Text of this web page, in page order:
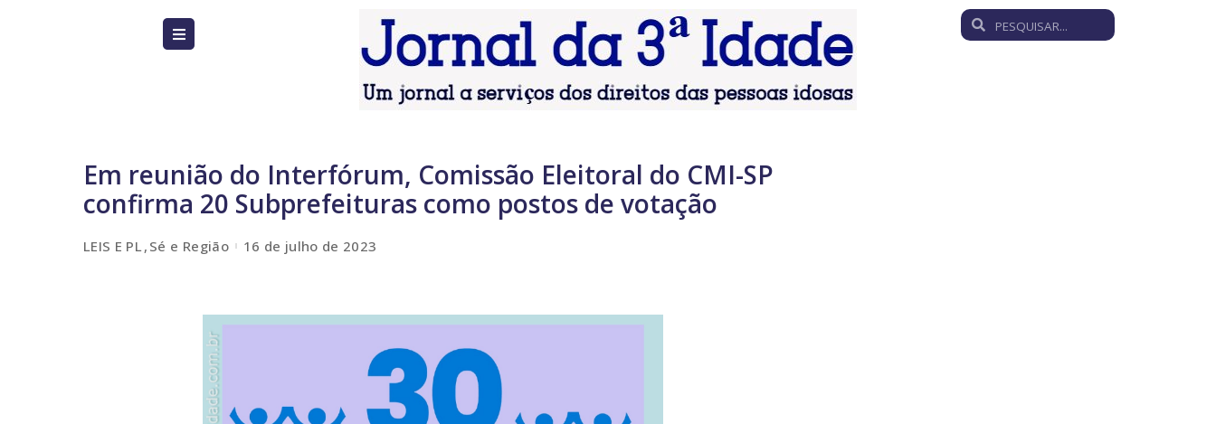
Em reunião do Interfórum, Comissão Eleitoral do CMI-SP
confirma 20 Subprefeituras como postos de votação
LEIS E PL Sé e Região 16 de julho de 2023